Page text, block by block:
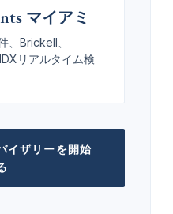
マイアミ
、Brickell、
リアルタイム検
イザリーを開始